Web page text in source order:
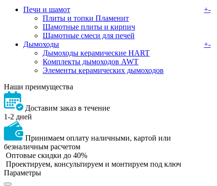
Печи и шамот
+-
Плиты и топки Пламенит
Шамотные плиты и кирпич
Шамотные смеси для печей
Дымоходы
+-
Дымоходы керамические HART
Комплекты дымоходов AWT
Элементы керамических дымоходов
Наши преимущества
Доставим заказ в течение
1-2 дней
Принимаем оплату наличными, картой или
безналичным расчетом
Оптовые скидки до 40%
Проектируем, консультируем и монтируем под ключ
Параметры